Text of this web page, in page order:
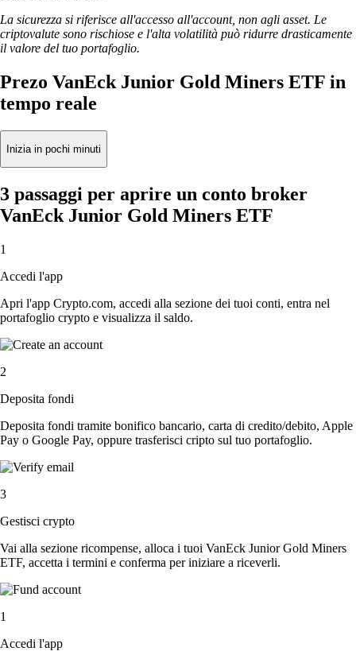
La sicurezza si riferisce all'accesso all'account, non agli asset. Le
criptovalute sono rischiose e l'alta volatilità può ridurre drasticamente
il valore del tuo portafoglio.
Prezo VanEck Junior Gold Miners ETF in
tempo reale
Inizia in pochi minuti
3 passaggi per aprire un conto broker
VanEck Junior Gold Miners ETF
1
Accedi l'app
Apri l'app Crypto.com, accedi alla sezione dei tuoi conti, entra nel
portafoglio crypto e visualizza il saldo.
2
Deposita fondi
Deposita fondi tramite bonifico bancario, carta di credito/debito, Apple
Pay o Google Pay, oppure trasferisci cripto sul tuo portafoglio.
3
Gestisci crypto
Vai alla sezione ricompense, alloca i tuoi VanEck Junior Gold Miners
ETF, accetta i termini e conferma per iniziare a riceverli.
1
Accedi l'app